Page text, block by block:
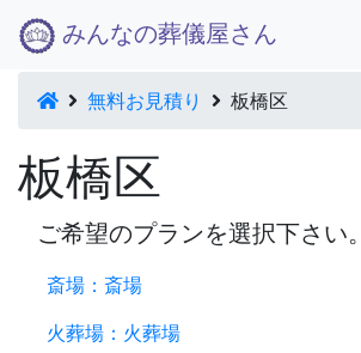
みんなの葬儀屋さん
無料お見積り 板橋区
板橋区
ご希望のプランを選択下さい。
斎場： 斎場
火葬場： 火葬場